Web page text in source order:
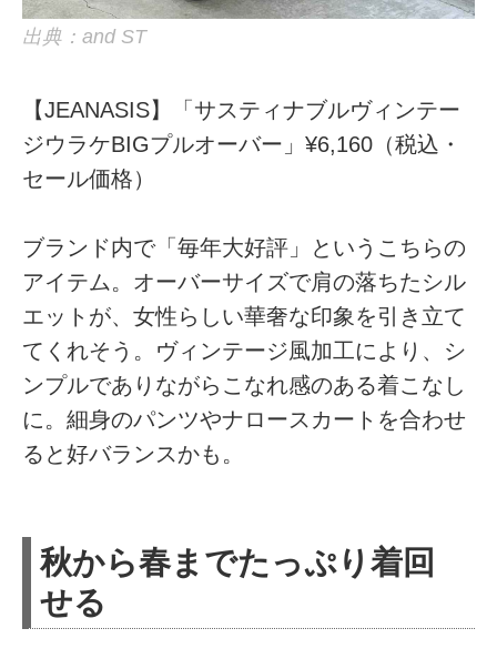
出典：and ST
【JEANASIS】「サスティナブルヴィンテー
ジウラケBIGプルオーバー」¥6,160（税込・
セール価格）
ブランド内で「毎年大好評」というこちらの
アイテム。オーバーサイズで肩の落ちたシル
エットが、女性らしい華奢な印象を引き立て
てくれそう。ヴィンテージ風加工により、シ
ンプルでありながらこなれ感のある着こなし
に。細身のパンツやナロースカートを合わせ
ると好バランスかも。
秋から春までたっぷり着回
せる